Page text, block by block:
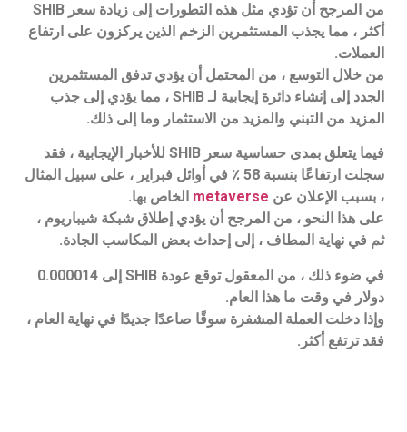
من المرجح أن تؤدي مثل هذه التطورات إلى زيادة سعر SHIB
أكثر ، مما يجذب المستثمرين الزخم الذين يركزون على ارتفاع
العملات.
من خلال التوسع ، من المحتمل أن يؤدي تدفق المستثمرين
الجدد إلى إنشاء دائرة إيجابية لـ SHIB ، مما يؤدي إلى جذب
المزيد من التبني والمزيد من الاستثمار وما إلى ذلك.
فيما يتعلق بمدى حساسية سعر SHIB للأخبار الإيجابية ، فقد
سجلت ارتفاعًا بنسبة 58 ٪ في أوائل فبراير ، على سبيل المثال
، بسبب الإعلان عن metaverse الخاص بها.
على هذا النحو ، من المرجح أن يؤدي إطلاق شبكة شيباريوم ،
ثم في نهاية المطاف ، إلى إحداث بعض المكاسب الجادة.
في ضوء ذلك ، من المعقول توقع عودة SHIB إلى 0.000014
دولار في وقت ما هذا العام.
وإذا دخلت العملة المشفرة سوقًا صاعدًا جديدًا في نهاية العام ،
فقد ترتفع أكثر.